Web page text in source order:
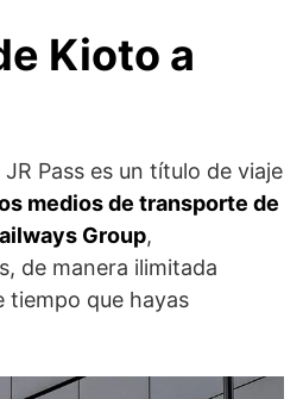
Kioto a
Pass es un título de viaje
medios de transporte de
Group,
de manera ilimitada
tiempo que hayas